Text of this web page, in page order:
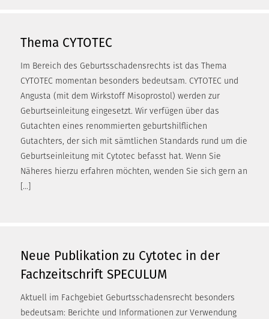
Thema CYTOTEC
Im Bereich des Geburtsschadensrechts ist das Thema
CYTOTEC momentan besonders bedeutsam. CYTOTEC und
Angusta (mit dem Wirkstoff Misoprostol) werden zur
Geburtseinleitung eingesetzt. Wir verfügen über das
Gutachten eines renommierten geburtshilflichen
Gutachters, der sich mit sämtlichen Standards rund um die
Geburtseinleitung mit Cytotec befasst hat. Wenn Sie
Näheres hierzu erfahren möchten, wenden Sie sich gern an
[…]
Neue Publikation zu Cytotec in der
Fachzeitschrift SPECULUM
Aktuell im Fachgebiet Geburtsschadensrecht besonders
bedeutsam: Berichte und Informationen zur Verwendung